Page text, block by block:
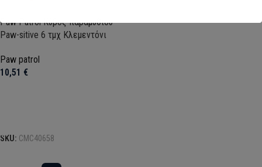
Paw Patrol Κύβος παραμυθιού
Paw-sitive 6 τμχ Κλεμεντόνι
Paw patrol
10,51 €
SKU: CMC40658